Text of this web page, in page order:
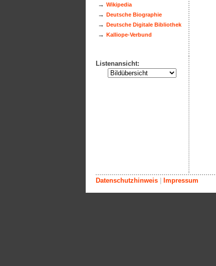
→ Wikipedia
→ Deutsche Biographie
→ Deutsche Digitale Bibliothek
→ Kalliope-Verbund
Listenansicht:
Datenschutzhinweis Impressum